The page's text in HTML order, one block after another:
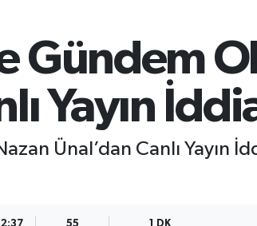
Gündem
Yayın
Ünal’dan Canlı Yayın
55 1 DK